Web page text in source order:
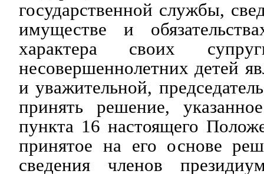
государственной службы,
имуществе и
характера своих
несовершеннолетних детей
и уважительной,
принять решение,
пункта 16 настоящего
принятое на его основе
сведения членов